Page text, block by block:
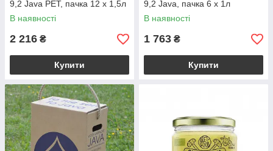
9,2 Java PET, пачка 12 х 1,5л
В наявності
2 216 ₴
Купити
9,2 Java, пачка 6 х 1л
В наявності
1 763 ₴
Купити